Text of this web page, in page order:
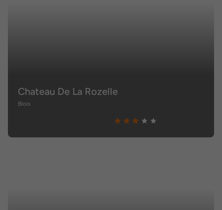
Chateau De La Rozelle
Blois